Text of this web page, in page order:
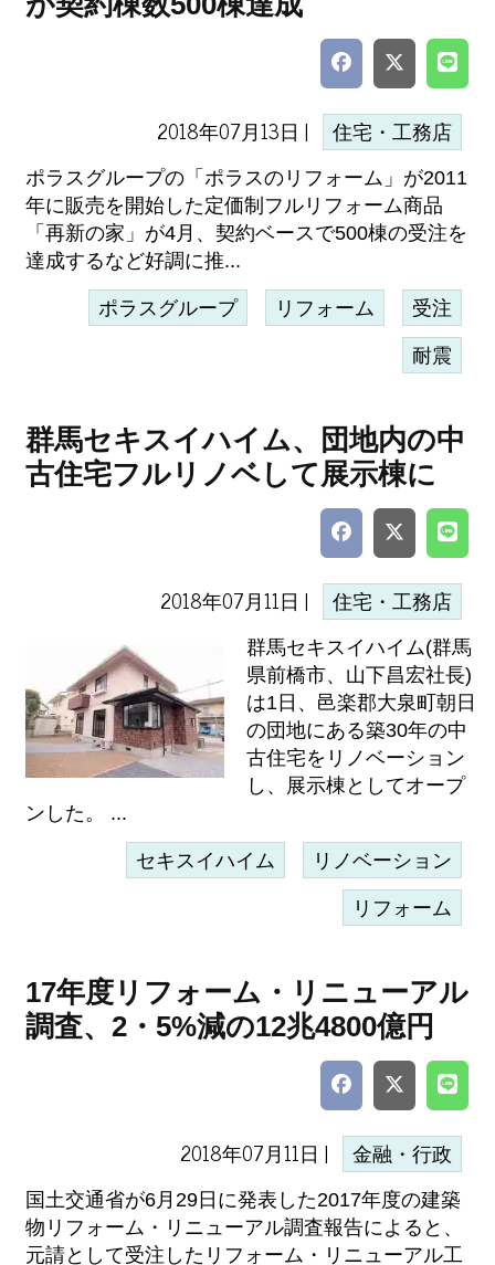
2018年07月13日 | 住宅・工務店
ポラスグループの「ポラスのリフォーム」が2011
年に販売を開始した定価制フルリフォーム商品
「再新の家」が4月、契約ベースで500棟の受注を
達成するなど好調に推...
ポラスグループ リフォーム 受注
耐震
群馬セキスイハイム、団地内の中
古住宅フルリノベして展示棟に
2018年07月11日 | 住宅・工務店
群馬セキスイハイム(群馬
県前橋市、山下昌宏社長)
は1日、邑楽郡大泉町朝日
の団地にある築30年の中
古住宅をリノベーション
し、展示棟としてオープ
ンした。 ...
セキスイハイム リノベーション
リフォーム
17年度リフォーム・リニューアル
調査、2・5%減の12兆4800億円
2018年07月11日 | 金融・行政
国土交通省が6月29日に発表した2017年度の建築
物リフォーム・リニューアル調査報告によると、
元請として受注したリフォーム・リニューアル工